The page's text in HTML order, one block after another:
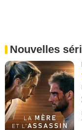
Nouvelles